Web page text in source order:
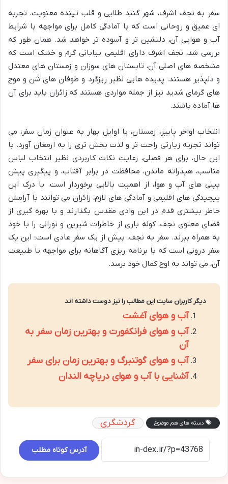
سفر به نجف اشرف، شهر گنبد طلایی و قلب تپنده معنویت، تجربه
ای عمیق و روحانی است که با آمادگی کامل برای مواجهه با شرایط
آب و هوایی آن، دلنشین تر و آسوده تر خواهد شد. همان طور که
بررسی شد، نجف اشرف دارای اقلیمی بیابانی گرم و خشک است که
مشخصه های اصلی آن، تابستان های سوزان و زمستان های معتدل
و دلپذیر هستند. پدیده هایی نظیر ریزگرد و طوفان های شن و موج
های گرمای شدید نیز از جمله مواردی هستند که زائران باید برای آن
ها آماده باشند.
انتخاب اواخر پاییز، زمستان، یا اوایل بهار به عنوان زمان سفر، می
تواند تجربه زیارتی راحت تر و لذت بخش تری را به ارمغان آورد. با
این حال، برای هر فصلی، رعایت نکات کاربردی نظیر انتخاب لباس
مناسب، هیدراته ماندن، محافظت در برابر آفتاب، و پیگیری پیش
بینی های آب و هوا، از اهمیت بالایی برخوردار است. با درک این
پیچیدگی های اقلیمی و آمادگی های لازم، زائران می توانند با آرامش
خاطر بیشتری قدم در این وادی مقدس بگذارند و با بهره گیری از
فضای معنوی نجف، کوله باری از خاطرات شیرین و نورانی را با خود
به همراه ببرند. سفر به نجف، بیش از یک سفر عادی است؛ این یک
سفر درونی است که با برنامه ریزی آگاهانه برای مواجهه با طبیعت
آن، می تواند به اوج کمال خود برسد.
دیگر کاربران سایت این مطالب را نیز دوست داشته اند
آب و هوای آغشت
آب و هوای فرانکفورت و بهترین زمان سفر به
آن
آب و هوای گوتنبرگ و بهترین زمان برای سفر
آشنایی با آب و هوای دریاچه الندان
دسته های هم موضوع گردشگری
آدرس کوتاه مطلب